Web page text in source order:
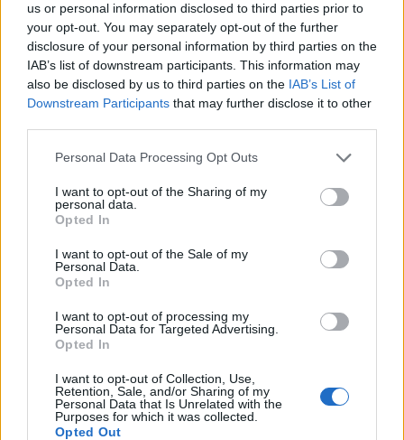
us or personal information disclosed to third parties prior to
your opt-out. You may separately opt-out of the further
disclosure of your personal information by third parties on the
IAB’s list of downstream participants. This information may
also be disclosed by us to third parties on the IAB’s List of
Downstream Participants that may further disclose it to other
Personal Data Processing Opt Outs
I want to opt-out of the Sharing of my
personal data.
Opted In
I want to opt-out of the Sale of my
Personal Data.
Opted In
I want to opt-out of processing my
Personal Data for Targeted Advertising.
Opted In
I want to opt-out of Collection, Use,
Retention, Sale, and/or Sharing of my
Personal Data that Is Unrelated with the
Purposes for which it was collected.
Opted Out
In evidenza